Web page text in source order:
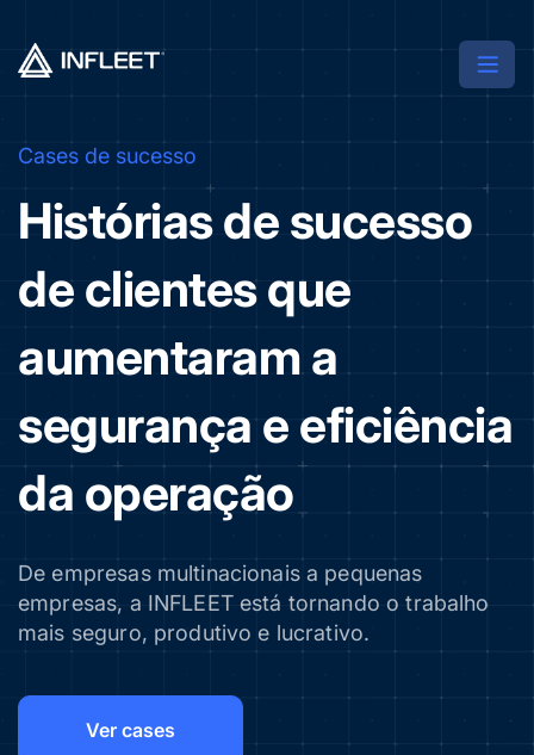
Cases de sucesso
Histórias de sucesso
de clientes que
aumentaram a
segurança e eficiência
da operação
De empresas multinacionais a pequenas
empresas, a INFLEET está tornando o trabalho
mais seguro, produtivo e lucrativo.
Ver cases